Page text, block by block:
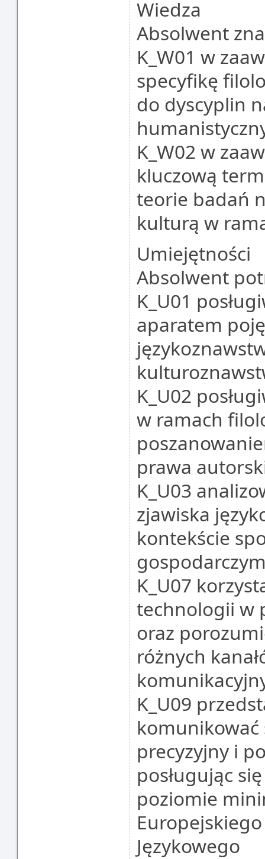
Wiedza
Absolwent
K_W01 w
specyfikę
do dyscyplin
K_W02 w
kluczową
teorie badań
kulturą w
Umiejętności
Absolwent
K_U01
aparatem
K_U02
w ramach
prawa
K_U03
zjawiska
kontekście
K_U07
technologii w
oraz
różnych
K_U09
komunikować
precyzyjny i
posługując
poziomie
Językowego